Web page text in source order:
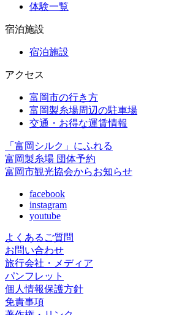
体験一覧
宿泊施設
宿泊施設
アクセス
富岡市の行き方
富岡製糸場周辺の駐車場
交通・お得な運賃情報
「富岡シルク」にふれる
富岡製糸場 団体予約
富岡市観光協会からお知らせ
facebook
instagram
youtube
よくあるご質問
お問い合わせ
旅行会社・メディア
パンフレット
個人情報保護方針
免責事項